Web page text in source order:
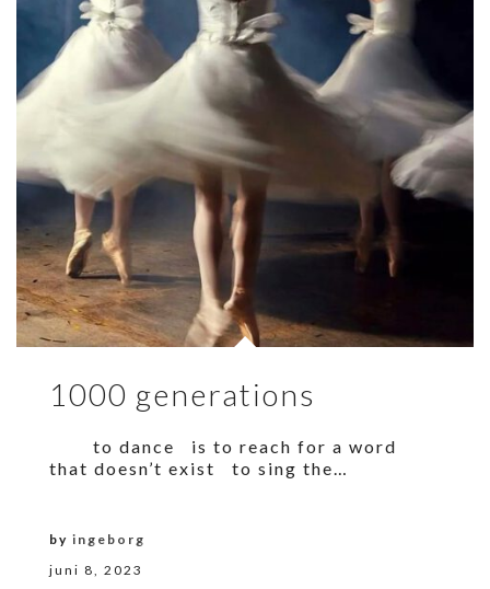
1000 generations
to dance is to reach for a word
that doesn’t exist to sing the…
juni 8, 2023
by ingeborg